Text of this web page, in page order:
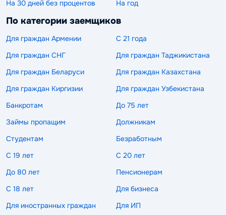
На 30 дней без процентов На год
По категории заемщиков
Для граждан Армении
С 21 года
Для граждан СНГ
Для граждан Таджикистана
Для граждан Беларуси
Для граждан Казахстана
Для граждан Киргизии
Для граждан Узбекистана
Банкротам
До 75 лет
Займы пропащим
Должникам
Студентам
Безработным
С 19 лет
С 20 лет
До 80 лет
Пенсионерам
С 18 лет
Для бизнеса
Для иностранных граждан
Для ИП